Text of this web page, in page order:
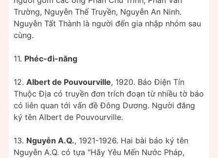
Trường, Nguyễn Thế Truyền, Nguyễn An Ninh.
Nguyễn Tất Thành là người đến gia nhập nhóm sau
cùng.
11. Phéc-đi-năng
12. Albert de Pouvourville, 1920. Báo Điện Tín
Thuộc Địa có truyền đơn trích đoạn từ nhiều tờ báo
có liên quan tới vấn đề Đông Dương. Người đăng
ký tên Albert de Pouvourville.
13. Nguyễn A.Q., 1921-1926. Hai bài báo ký tên
Nguyễn A.Q. có tựa “Hãy Yêu Mến Nước Pháp,